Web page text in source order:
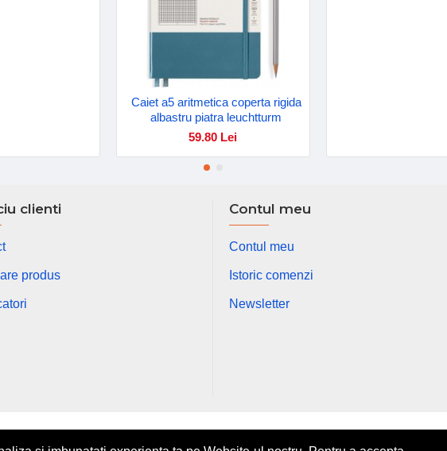
Caiet a5 aritmetica coperta rigida
albastru piatra leuchtturm
59.80 Lei
clienti
produs
Contul meu
Contul meu
Istoric comenzi
Newsletter